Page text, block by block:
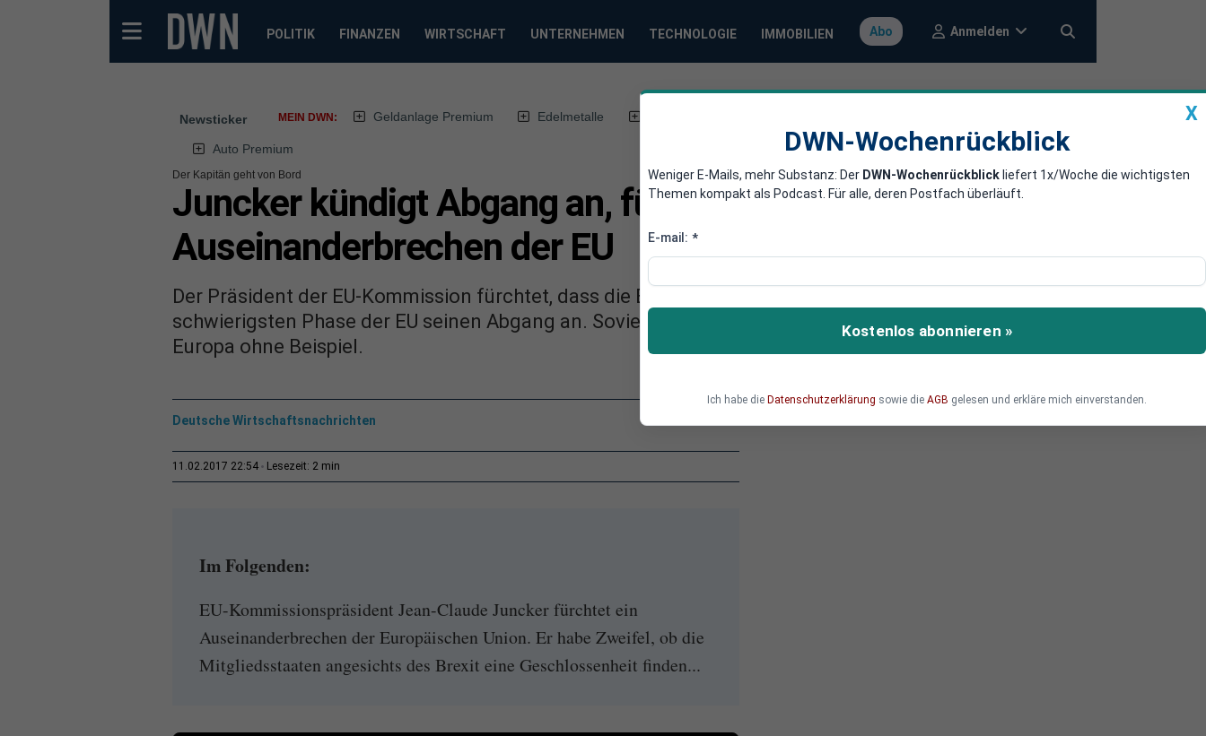
POLITIK FINANZEN WIRTSCHAFT UNTERNEHMEN TECHNOLOGIE IMMOBILIEN Abo Anmelden
Newsticker MEIN DWN: Geldanlage Premium Edelmetalle
Auto Premium
Der Kapitän geht von Bord
Juncker kündigt Abgang an, fürchtet
Auseinanderbrechen der EU
Der Präsident der EU-Kommission fürchtet, dass die EU auseinander bricht und kündigt in der
schwierigsten Phase der EU seinen Abgang an. Soviel Defätismus und Führungslosigkeit sind in
Europa ohne Beispiel.
Deutsche Wirtschaftsnachrichten
11.02.2017 22:54 Lesezeit: 2 min
Im Folgenden:
EU-Kommissionspräsident Jean-Claude Juncker fürchtet ein
Auseinanderbrechen der Europäischen Union. Er habe Zweifel, ob die
Mitgliedsstaaten angesichts des Brexit eine Geschlossenheit finden...
X
DWN-Wochenrückblick
Weniger E-Mails, mehr Substanz: Der DWN-Wochenrückblick liefert 1x/Woche die wichtigsten
Themen kompakt als Podcast. Für alle, deren Postfach überläuft.
E-mail: *
Kostenlos abonnieren »
Ich habe die Datenschutzerklärung sowie die AGB gelesen und erkläre mich einverstanden.